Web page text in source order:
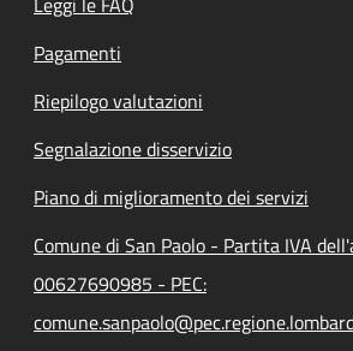
Pagamenti
Riepilogo valutazioni
Segnalazione disservizio
Piano di miglioramento dei servizi
Comune di San Paolo - Partita IVA
00627690985 - PEC: